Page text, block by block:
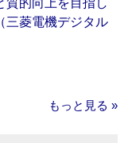
質的向上を目指し
三菱電機デジタル
もっと見る »